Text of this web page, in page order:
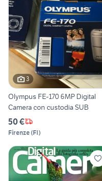
3
Olympus FE-170 6MP Digital
Camera con custodia SUB
50 €
Firenze(FI)